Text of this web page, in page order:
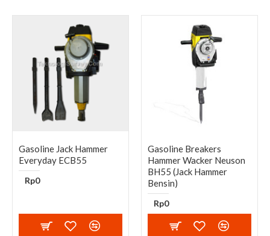
Gasoline Jack Hammer
Everyday ECB55
Rp0
Gasoline Breakers
Hammer Wacker Neuson
BH55 (Jack Hammer
Bensin)
Rp0